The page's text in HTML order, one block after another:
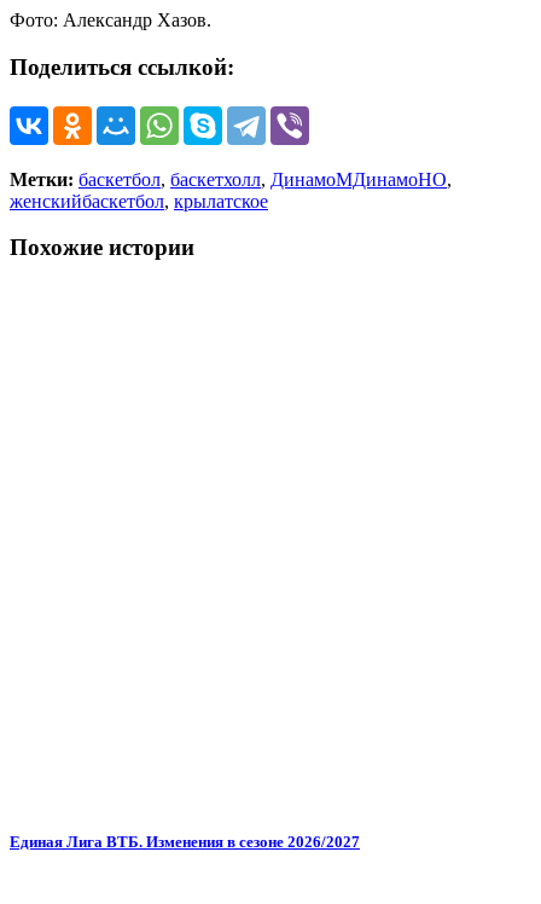
Фото: Александр Хазов.
Поделиться ссылкой:
Метки: баскетбол, баскетхолл, ДинамоМДинамоНО,
женскийбаскетбол, крылатское
Похожие истории
Единая Лига ВТБ. Изменения в сезоне 2026/2027